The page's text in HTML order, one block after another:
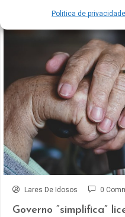
Politica de privacidade
Lares De Idosos 0
Governo “simplifica”